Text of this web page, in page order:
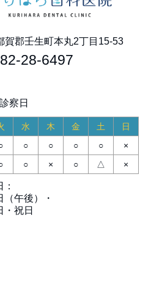
賀郡壬生町本丸2丁目15-53
28-6497
診察日
水 木 金 土
日
○ ○ ○ ○
×
○ × ○ △ ×
（午後）・
・祝日